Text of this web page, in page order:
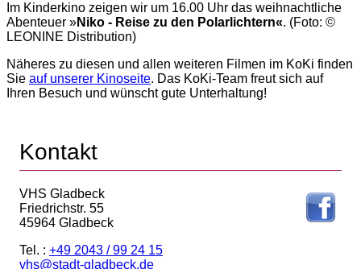
Im Kinderkino zeigen wir um 16.00 Uhr das weihnachtliche
Abenteuer »Niko - Reise zu den Polarlichtern«. (Foto: ©
LEONINE Distribution)
Näheres zu diesen und allen weiteren Filmen im KoKi finden
Sie auf unserer Kinoseite. Das KoKi-Team freut sich auf
Ihren Besuch und wünscht gute Unterhaltung!
Kontakt
VHS Gladbeck
Friedrichstr. 55
45964 Gladbeck
Tel. : +49 2043 / 99 24 15
vhs@stadt-gladbeck.de